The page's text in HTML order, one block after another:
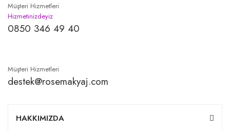
Müşteri Hizmetleri
Hizmetinizdeyiz
0850 346 49 40
Müşteri Hizmetleri
destek@rosemakyaj.com
HAKKIMIZDA